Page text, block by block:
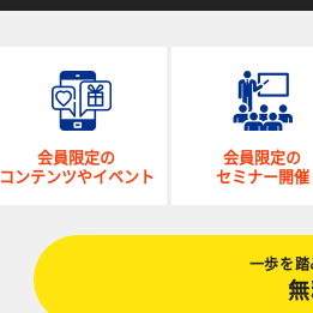
会員限定の
コンテンツやイベント
会員限定の
セミナー開催
一歩を踏